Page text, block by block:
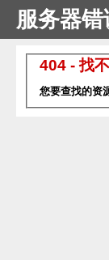
服务器错
404 - 找
您要查找的资